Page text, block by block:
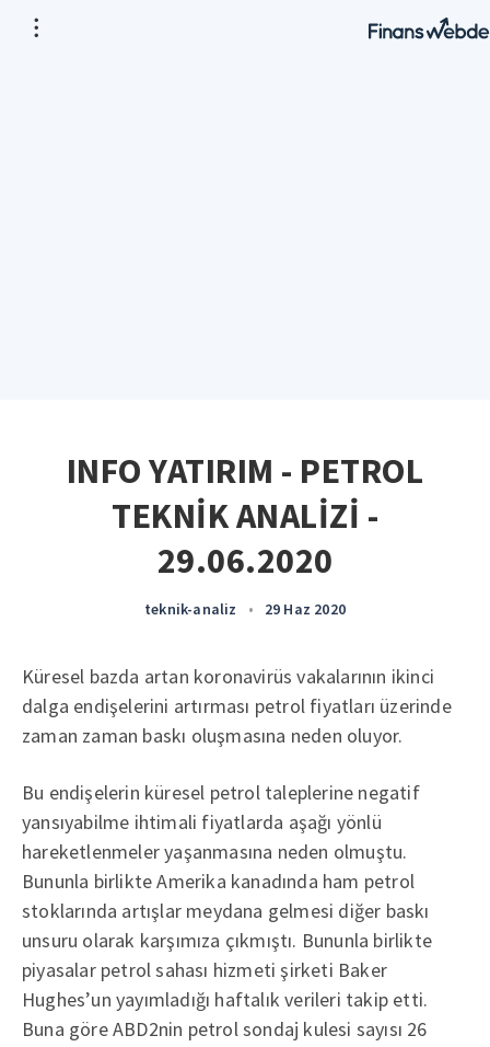
INFO YATIRIM - PETROL
TEKNİK ANALİZİ -
29.06.2020
teknik-analiz • 29 Haz 2020
Küresel bazda artan koronavirüs vakalarının ikinci
dalga endişelerini artırması petrol fiyatları üzerinde
zaman zaman baskı oluşmasına neden oluyor.
Bu endişelerin küresel petrol taleplerine negatif
yansıyabilme ihtimali fiyatlarda aşağı yönlü
hareketlenmeler yaşanmasına neden olmuştu.
Bununla birlikte Amerika kanadında ham petrol
stoklarında artışlar meydana gelmesi diğer baskı
unsuru olarak karşımıza çıkmıştı. Bununla birlikte
piyasalar petrol sahası hizmeti şirketi Baker
Hughes’un yayımladığı haftalık verileri takip etti.
Buna göre ABD2nin petrol sondaj kulesi sayısı 26